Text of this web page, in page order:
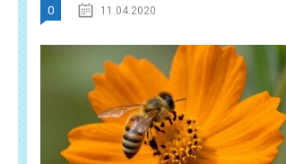
0 11.04.2020